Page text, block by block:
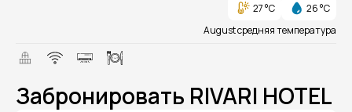
27 °C
26 °C
August средняя температура
Забронировать RIVARI HOTEL